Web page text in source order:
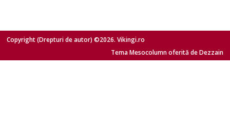
Copyright (Drepturi de autor) ©2026. Vikingi.ro
Tema Mesocolumn oferită de Dezzain